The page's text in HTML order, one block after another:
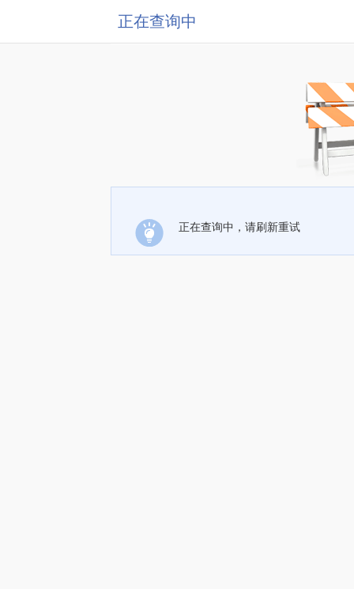
正在查询中
正在查询中，请刷新重试